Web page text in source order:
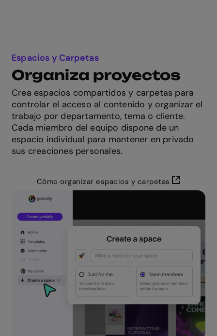
Espacios y Carpetas
Organiza proyectos
Crea espacios compartidos y carpetas para
controlar el acceso al contenido y organizar el
trabajo por departamento, tema o cliente.
Cada miembro del equipo dispone de un
espacio individual para mantener en privado
sus creaciones personales.
Cómo organizar espacios y carpetas